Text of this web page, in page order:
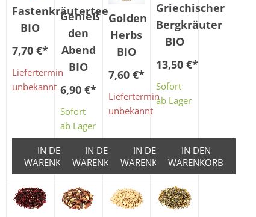
Fastenkräutertee
BIO
7,70 €*
Liefertermin
unbekannt
IN DEN
WARENKORB
Genieß
den
Abend
BIO
6,90 €*
Sofort
ab Lager
IN DEN
WARENKORB
Golden
Herbs
BIO
7,60 €*
Liefertermin
unbekannt
IN DEN
WARENKORB
Griechischer
Bergkräuter
BIO
13,50 €*
Sofort
ab Lager
IN DEN
WARENKORB